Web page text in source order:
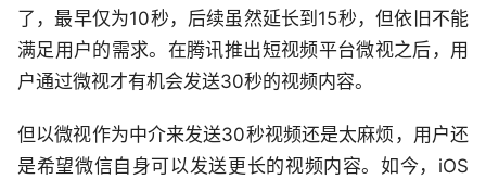
了，最早仅为10秒，后续虽然延长到15秒，但依旧不能
满足用户的需求。在腾讯推出短视频平台微视之后，用
户通过微视才有机会发送30秒的视频内容。
但以微视作为中介来发送30秒视频还是太麻烦，用户还
是希望微信自身可以发送更长的视频内容。如今，iOS